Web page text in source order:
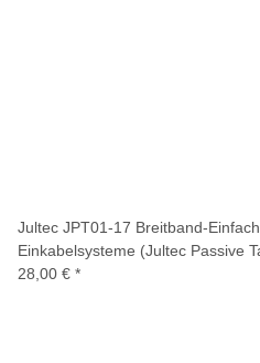
Jultec JPT01-17 Breitband-
Einkabelsysteme (Jultec Passive
28,00 € *